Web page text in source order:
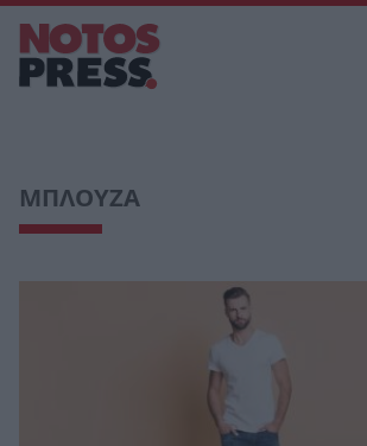
ΜΠΛΟΥΖΑ